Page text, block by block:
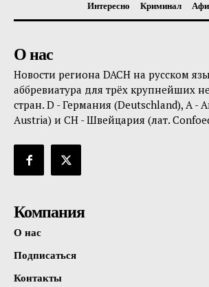
Интересно
Криминал
О нас
Новости региона DACH на русском
аббревиатура для трёх крупнейших
стран. D - Германия (Deutschland), A -
Austria) и CH - Швейцария (лат.
Компания
О нас
Подписаться
Контакты